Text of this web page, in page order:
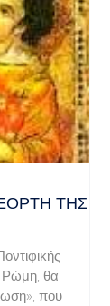
ΤΗΣ
Ρώμη, θα
που